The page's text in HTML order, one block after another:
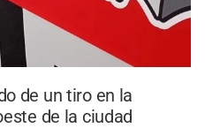
de un tiro en la
de la ciudad